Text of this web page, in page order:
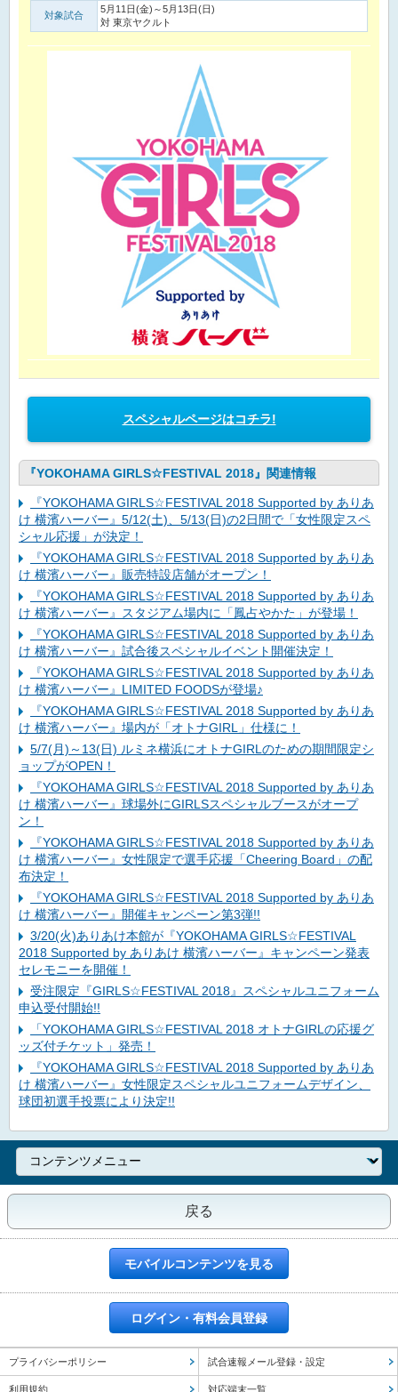
対象試合
5月11日(金)～5月13日(日)
対 東京ヤクルト
スペシャルページはコチラ!
『YOKOHAMA GIRLS☆FESTIVAL 2018』関連情報
『YOKOHAMA GIRLS☆FESTIVAL 2018 Supported by ありあ
け 横濱ハーバー』5/12(土)、5/13(日)の2日間で「女性限定スペ
シャル応援」が決定！
『YOKOHAMA GIRLS☆FESTIVAL 2018 Supported by ありあ
け 横濱ハーバー』販売特設店舗がオープン！
『YOKOHAMA GIRLS☆FESTIVAL 2018 Supported by ありあ
け 横濱ハーバー』スタジアム場内に「鳳占やかた」が登場！
『YOKOHAMA GIRLS☆FESTIVAL 2018 Supported by ありあ
け 横濱ハーバー』試合後スペシャルイベント開催決定！
『YOKOHAMA GIRLS☆FESTIVAL 2018 Supported by ありあ
け 横濱ハーバー』LIMITED FOODSが登場♪
『YOKOHAMA GIRLS☆FESTIVAL 2018 Supported by ありあ
け 横濱ハーバー』場内が「オトナGIRL」仕様に！
5/7(月)～13(日) ルミネ横浜にオトナGIRLのための期間限定シ
ョップがOPEN！
『YOKOHAMA GIRLS☆FESTIVAL 2018 Supported by ありあ
け 横濱ハーバー』球場外にGIRLSスペシャルブースがオープ
ン！
『YOKOHAMA GIRLS☆FESTIVAL 2018 Supported by ありあ
け 横濱ハーバー』女性限定で選手応援「Cheering Board」の配
布決定！
『YOKOHAMA GIRLS☆FESTIVAL 2018 Supported by ありあ
け 横濱ハーバー』開催キャンペーン第3弾!!
3/20(火)ありあけ本館が『YOKOHAMA GIRLS☆FESTIVAL
2018 Supported by ありあけ 横濱ハーバー』キャンペーン発表
セレモニーを開催！
受注限定『GIRLS☆FESTIVAL 2018』スペシャルユニフォーム
申込受付開始!!
「YOKOHAMA GIRLS☆FESTIVAL 2018 オトナGIRLの応援グ
ッズ付チケット」発売！
『YOKOHAMA GIRLS☆FESTIVAL 2018 Supported by ありあ
け 横濱ハーバー』女性限定スペシャルユニフォームデザイン、
球団初選手投票により決定!!
戻る
モバイルコンテンツを見る
ログイン・有料会員登録
プライバシーポリシー 試合速報メール登録・設定
利用規約 対応端末一覧